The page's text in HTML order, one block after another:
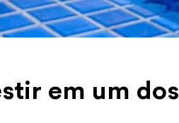
em um dos